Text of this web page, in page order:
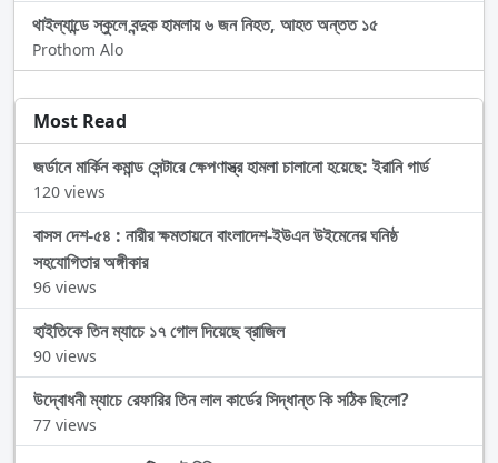
থাইল্যান্ডে স্কুলে বন্দুক হামলায় ৬ জন নিহত, আহত অন্তত ১৫
Prothom Alo
Most Read
জর্ডানে মার্কিন কমান্ড সেন্টারে ক্ষেপণাস্ত্র হামলা চালানো হয়েছে: ইরানি গার্ড
120 views
বাসস দেশ-৫৪ : নারীর ক্ষমতায়নে বাংলাদেশ-ইউএন উইমেনের ঘনিষ্ঠ
সহযোগিতার অঙ্গীকার
96 views
হাইতিকে তিন ম্যাচে ১৭ গোল দিয়েছে ব্রাজিল
90 views
উদ্বোধনী ম্যাচে রেফারির তিন লাল কার্ডের সিদ্ধান্ত কি সঠিক ছিলো?
77 views